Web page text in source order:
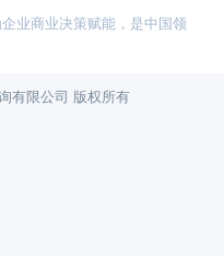
业商业决策赋能，是中国领
有限公司 版权所有